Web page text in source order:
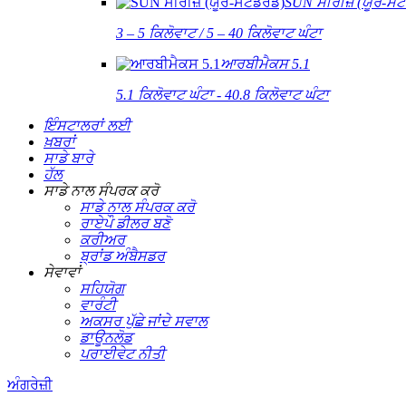
3 – 5 ਕਿਲੋਵਾਟ / 5 – 40 ਕਿਲੋਵਾਟ ਘੰਟਾ
ਆਰਬੀਮੈਕਸ 5.1
5.1 ਕਿਲੋਵਾਟ ਘੰਟਾ - 40.8 ਕਿਲੋਵਾਟ ਘੰਟਾ
ਇੰਸਟਾਲਰਾਂ ਲਈ
ਖ਼ਬਰਾਂ
ਸਾਡੇ ਬਾਰੇ
ਹੱਲ
ਸਾਡੇ ਨਾਲ ਸੰਪਰਕ ਕਰੋ
ਸਾਡੇ ਨਾਲ ਸੰਪਰਕ ਕਰੋ
ਰਾਏਪੌ ਡੀਲਰ ਬਣੋ
ਕਰੀਅਰ
ਬ੍ਰਾਂਡ ਅੰਬੈਸਡਰ
ਸੇਵਾਵਾਂ
ਸਹਿਯੋਗ
ਵਾਰੰਟੀ
ਅਕਸਰ ਪੁੱਛੇ ਜਾਂਦੇ ਸਵਾਲ
ਡਾਊਨਲੋਡ
ਪਰਾਈਵੇਟ ਨੀਤੀ
ਅੰਗਰੇਜ਼ੀ